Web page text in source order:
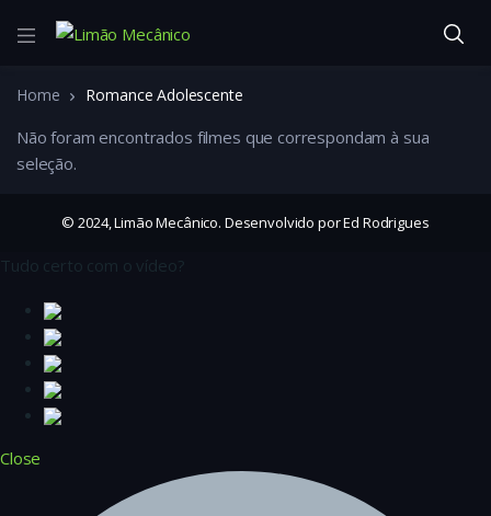
Home Romance Adolescente
Não foram encontrados filmes que correspondam à sua
seleção.
© 2024, Limão Mecânico. Desenvolvido por Ed Rodrigues
Tudo certo com o vídeo?
Close